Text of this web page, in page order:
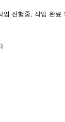
진행중, 작업 완
.